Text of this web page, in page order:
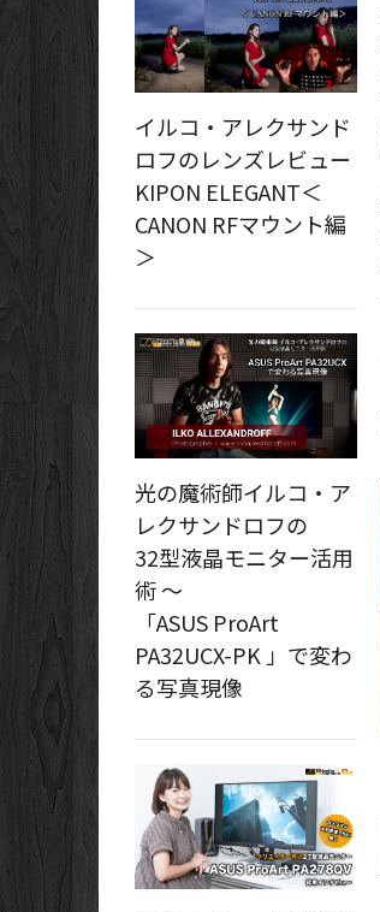
イルコ・アレクサンド
ロフのレンズレビュー
KIPON ELEGANT＜
CANON RFマウント編
＞
光の魔術師イルコ・ア
レクサンドロフの
32型液晶モニター活用
術 ～
「ASUS ProArt
PA32UCX-PK 」で変わ
る写真現像